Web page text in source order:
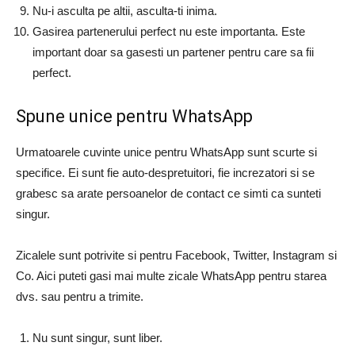
Nu-i asculta pe altii, asculta-ti inima.
Gasirea partenerului perfect nu este importanta. Este
important doar sa gasesti un partener pentru care sa fii
perfect.
Spune unice pentru WhatsApp
Urmatoarele cuvinte unice pentru WhatsApp sunt scurte si
specifice. Ei sunt fie auto-despretuitori, fie increzatori si se
grabesc sa arate persoanelor de contact ce simti ca sunteti
singur.
Zicalele sunt potrivite si pentru Facebook, Twitter, Instagram si
Co. Aici puteti gasi mai multe zicale WhatsApp pentru starea
dvs. sau pentru a trimite.
Nu sunt singur, sunt liber.